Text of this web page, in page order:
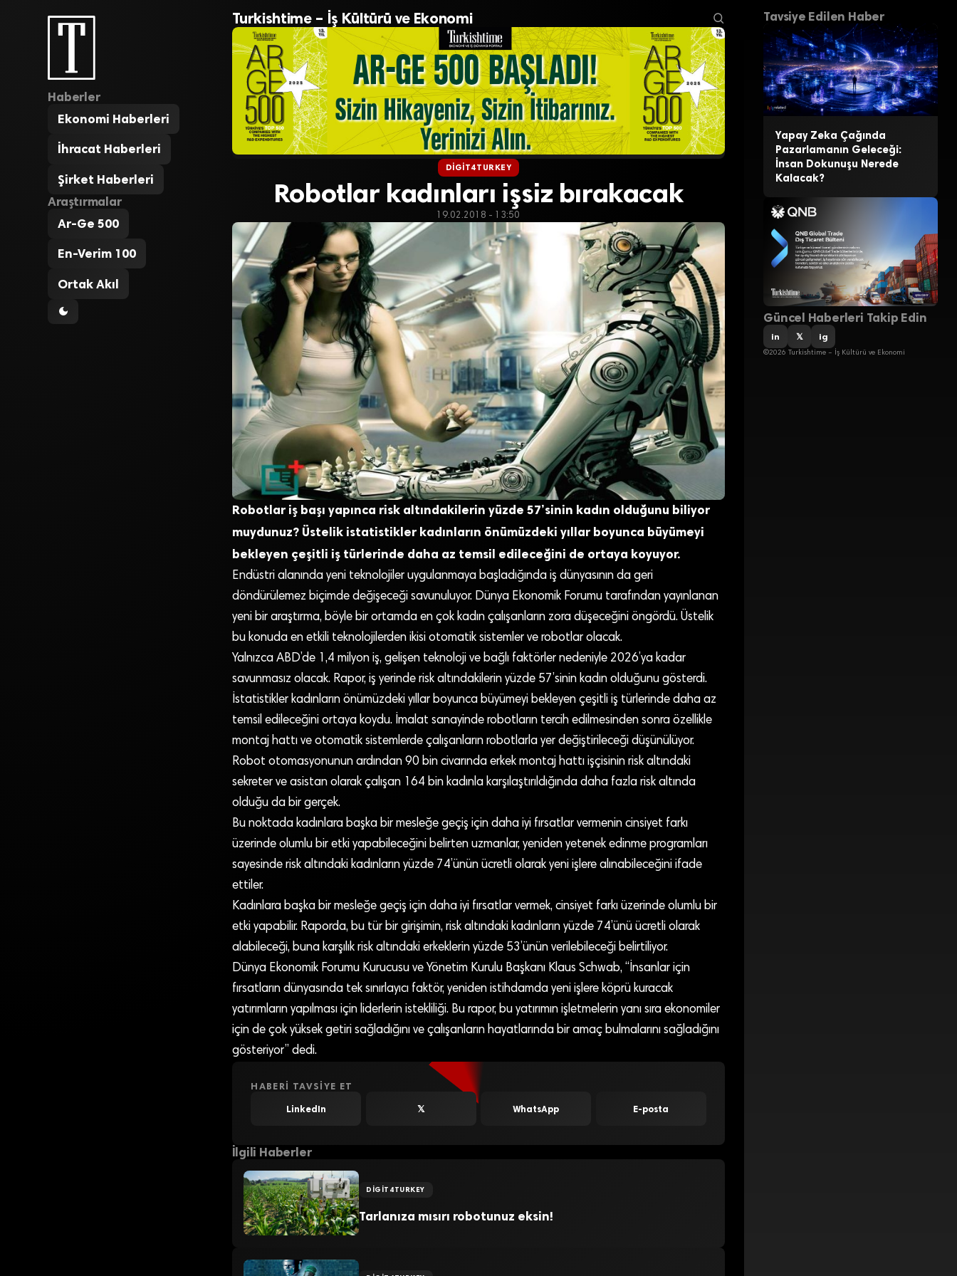
Haberler
Ekonomi Haberleri
İhracat Haberleri
Şirket Haberleri
Araştırmalar
Ar-Ge 500
En-Verim 100
Ortak Akıl
Turkishtime – İş Kültürü ve Ekonomi
DIGIT4TURKEY
Robotlar kadınları işsiz bırakacak
19.02.2018 - 13:50
Robotlar iş başı yapınca risk altındakilerin yüzde 57’sinin kadın olduğunu biliyor
muydunuz? Üstelik istatistikler kadınların önümüzdeki yıllar boyunca büyümeyi
bekleyen çeşitli iş türlerinde daha az temsil edileceğini de ortaya koyuyor.
Endüstri alanında yeni teknolojiler uygulanmaya başladığında iş dünyasının da geri
döndürülemez biçimde değişeceği savunuluyor. Dünya Ekonomik Forumu tarafından yayınlanan
yeni bir araştırma, böyle bir ortamda en çok kadın çalışanların zora düşeceğini öngördü. Üstelik
bu konuda en etkili teknolojilerden ikisi otomatik sistemler ve robotlar olacak.
Yalnızca ABD’de 1,4 milyon iş, gelişen teknoloji ve bağlı faktörler nedeniyle 2026’ya kadar
savunmasız olacak. Rapor, iş yerinde risk altındakilerin yüzde 57’sinin kadın olduğunu gösterdi.
İstatistikler kadınların önümüzdeki yıllar boyunca büyümeyi bekleyen çeşitli iş türlerinde daha az
temsil edileceğini ortaya koydu. İmalat sanayinde robotların tercih edilmesinden sonra özellikle
montaj hattı ve otomatik sistemlerde çalışanların robotlarla yer değiştirileceği düşünülüyor.
Robot otomasyonunun ardından 90 bin civarında erkek montaj hattı işçisinin risk altındaki
sekreter ve asistan olarak çalışan 164 bin kadınla karşılaştırıldığında daha fazla risk altında
olduğu da bir gerçek.
Bu noktada kadınlara başka bir mesleğe geçiş için daha iyi fırsatlar vermenin cinsiyet farkı
üzerinde olumlu bir etki yapabileceğini belirten uzmanlar, yeniden yetenek edinme programları
sayesinde risk altındaki kadınların yüzde 74’ünün ücretli olarak yeni işlere alınabileceğini ifade
ettiler.
Kadınlara başka bir mesleğe geçiş için daha iyi fırsatlar vermek, cinsiyet farkı üzerinde olumlu bir
etki yapabilir. Raporda, bu tür bir girişimin, risk altındaki kadınların yüzde 74’ünü ücretli olarak
alabileceği, buna karşılık risk altındaki erkeklerin yüzde 53’ünün verilebileceği belirtiliyor.
Dünya Ekonomik Forumu Kurucusu ve Yönetim Kurulu Başkanı Klaus Schwab, “İnsanlar için
fırsatların dünyasında tek sınırlayıcı faktör, yeniden istihdamda yeni işlere köprü kuracak
yatırımların yapılması için liderlerin istekliliği. Bu rapor, bu yatırımın işletmelerin yanı sıra ekonomiler
için de çok yüksek getiri sağladığını ve çalışanların hayatlarında bir amaç bulmalarını sağladığını
gösteriyor” dedi.
HABERI TAVSIYE ET
LinkedIn 𝕏 WhatsApp E-posta
İlgili Haberler
DIGIT4TURKEY
Tarlanıza mısırı robotunuz eksin!
Tavsiye Edilen Haber
Yapay Zeka Çağında
Pazarlamanın Geleceği:
İnsan Dokunuşu Nerede
Kalacak?
Güncel Haberleri Takip Edin
in 𝕏 ig
©2026 Turkishtime – İş Kültürü ve Ekonomi